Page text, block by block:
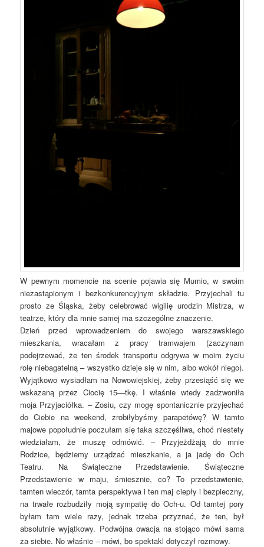
W pewnym momencie na scenie pojawia się Mumio, w swoim
niezastąpionym i bezkonkurencyjnym składzie. Przyjechali tu
prosto ze Śląska, żeby celebrować wigilię urodzin Mistrza, w
teatrze, który dla mnie samej ma szczególne znaczenie.
Dzień przed wprowadzeniem do swojego warszawskiego
mieszkania, wracałam z pracy tramwajem (zaczynam
podejrzewać, że ten środek transportu odgrywa w moim życiu
rolę niebagatelną – wszystko dzieje się w nim, albo wokół niego).
Wyjątkowo wysiadłam na Nowowiejskiej, żeby przesiąść się we
wskazaną przez Ciocię 15—tkę. I właśnie wtedy zadzwoniła
moja Przyjaciółka. – Zosiu, czy mogę spontanicznie przyjechać
do Ciebie na weekend, zrobiłybyśmy parapetówę? W tamto
majowe popołudnie poczułam się taka szczęśliwa, choć niestety
wiedziałam, że muszę odmówić. – Przyjeżdżają do mnie
Rodzice, będziemy urządzać mieszkanie, a ja jadę do Och
Teatru. Na Świąteczne Przedstawienie. Świąteczne
Przedstawienie w maju, śmiesznie, co? To przedstawienie,
tamten wieczór, tamta perspektywa i ten maj ciepły i bezpieczny,
na trwałe rozbudziły moją sympatię do Och-u. Od tamtej pory
byłam tam wiele razy, jednak trzeba przyznać, że ten, był
absolutnie wyjątkowy. Podwójna owacja na stojąco mówi sama
za siebie. No właśnie – mówi, bo spektakl dotyczył rozmowy.